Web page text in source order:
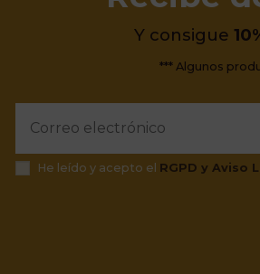
Y consigue
*** Algunos
He leído y acepto el RGPD y Aviso